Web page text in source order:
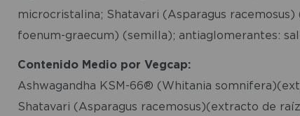
microcristalina; Shatavari (Asparagus
foenum-graecum) (semilla); antiaglomerantes:
Contenido Medio por Vegcap:
Ashwagandha KSM-66® (Whitania
Shatavari (Asparagus racemosus)(extracto de